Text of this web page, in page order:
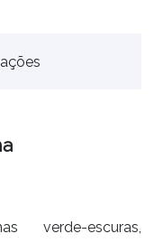
verde-escuras,